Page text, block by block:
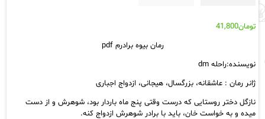
تومان41,800
رمان بیوه برادرم pdf
نویسنده:راحله dm
ژانر رمان : عاشقانه، بزرگسال، هیجانی، ازدواج اجباری
نازگل دختر روستایی که درست وقتی پنج ماه باردار بود، شوهرش و از دست
میده و به خواست خان، باید با برادر شوهرش ازدواج کنه.